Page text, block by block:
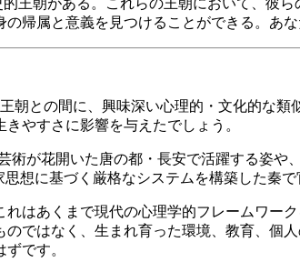
王朝がある。これらの王朝において、彼
帰属と意義を見つけることができる。あ
朝との間に、興味深い心理的・文化的な
やすさに影響を与えたでしょう。
術が花開いた唐の都・長安で活躍する姿
想に基づく厳格なシステムを構築した秦
はあくまで現代の心理学的フレームワー
ではなく、生まれ育った環境、教育、個
です。